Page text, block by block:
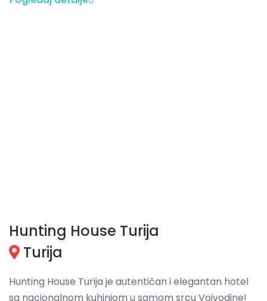
Hunting House Turija
Turija
Hunting House Turija je autentičan i elegantan hotel
sa nacionalnom kuhinjom u samom srcu Vojvodine!